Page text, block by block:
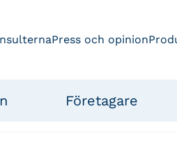
Press och opinion
Företagare